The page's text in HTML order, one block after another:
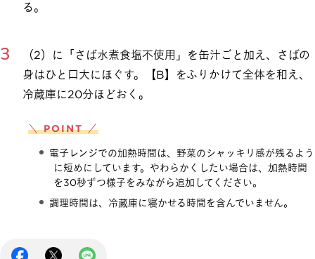
る。
（2）に「さば水煮食塩不使用」を缶汁ごと加え、さばの
身はひと口大にほぐす。【B】をふりかけて全体を和え、
冷蔵庫に20分ほどおく。
＼ POINT ／
電子レンジでの加熱時間は、野菜のシャッキリ感が残るよう
に短めにしています。やわらかくしたい場合は、加熱時間
を30秒ずつ様子をみながら追加してください。
調理時間は、冷蔵庫に寝かせる時間を含んでいません。